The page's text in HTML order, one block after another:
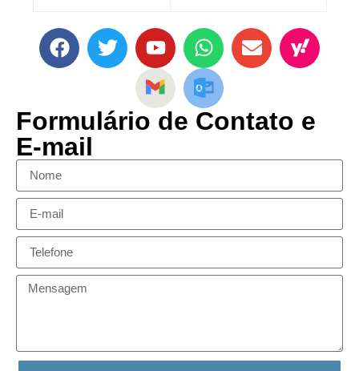
Formulário de Contato e
E-mail